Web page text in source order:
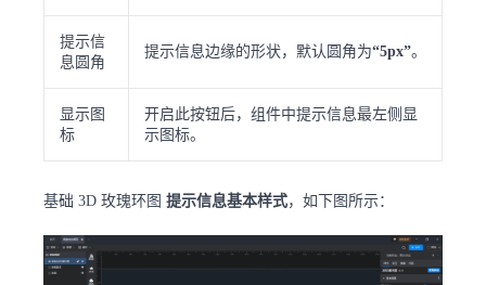
提示信
息圆角
提示信息边缘的形状，默认圆角为“5px”。
显示图
标
开启此按钮后，组件中提示信息最左侧显
示图标。
基础 3D 玫瑰环图 提示信息基本样式，如下图所示：